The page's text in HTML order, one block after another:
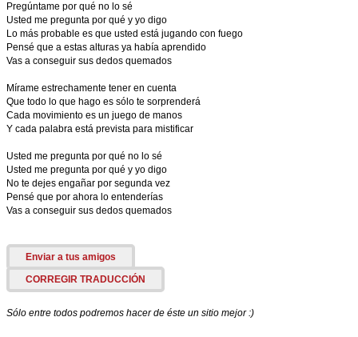
Pregúntame por qué no lo sé
Usted me pregunta por qué y yo digo
Lo más probable es que usted está jugando con fuego
Pensé que a estas alturas ya había aprendido
Vas a conseguir sus dedos quemados
Mírame estrechamente tener en cuenta
Que todo lo que hago es sólo te sorprenderá
Cada movimiento es un juego de manos
Y cada palabra está prevista para mistificar
Usted me pregunta por qué no lo sé
Usted me pregunta por qué y yo digo
No te dejes engañar por segunda vez
Pensé que por ahora lo entenderías
Vas a conseguir sus dedos quemados
Enviar a tus amigos
CORREGIR TRADUCCIÓN
Sólo entre todos podremos hacer de éste un sitio mejor :)